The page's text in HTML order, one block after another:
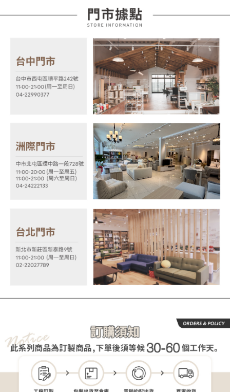
用戶於交易時，得透過本服務購買商品或服務，並由商店將買賣／分期付款
買賣價金債權讓與本公司後，依約使用本公司帳單繳交帳款。
2.基於同意付款使用「大哥付你分期」之契約關係目的，商店將以您的個人
由本公司與您本人進行分期帳單所需資料之確認、核對及更正。
3.完整用戶服務條款，請詳閱以下連結：https://oppay.tw/userRule
購買商品的店家。未經商家同意取消之訂單仍視為有效，需透過AFTEE先享
是否繳費成功／繳費後需取消欲退款等相關疑問，請聯繫「AFTEE先享後付
https://netprotections.freshdesk.com/support/home
【注意事項】
１．透過由恩沛科技股份有限公司提供之「AFTEE先享後付」服務完成之交
易，需依本服務之必要範圍內提供個人資料，並將交易相關給付款項請求債
權轉讓予恩沛科技股份有限公司。
２．關於個人資料處理事宜，請瀏覽以下網址：
３．未成年的使用者請事先徵得法定代理人或監護人之同意方可使用
「AFTEE先享後付」，若未經同意申辦者引起之損失，本公司不負相關責
任。
４．使用「AFTEE先享後付」時，將依據個別帳號之用戶狀況，依本公司即
時審查核予不同之上限額度；若仍有額度不足之情形，本公司將視審查結果
請求用戶進行身份認證。
５．嚴禁一人註冊多個帳號或使用他人資訊註冊。若發現惡意使用之情形，
恩沛科技股份有限公司將有權停止該用戶之使用額度並採取法律行動。